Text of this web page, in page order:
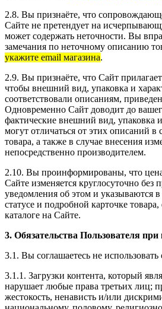
2.8. Вы признаёте, что
Сайте не претендует на
может содержать неточности. Вы
замечания по неточному описанию
укажите email магазина.
2.9. Вы признаёте, что Сайт
чтобы внешний вид, упаковка и
соответствовали описаниям,
Одновременно Сайт доводит до
фактические внешний вид, упаковка
могут отличаться от этих описаний в
товара, а также в случае внесения
непосредственно производителем.
2.10. Вы проинформированы, что
Сайте изменяется круглосуточно без
уведомления об этом и указываются
статусе и подробной карточке
каталоге на Сайте.
3. Обязательства Пользователя
3.1. Вы соглашаетесь не
3.1.1. Загрузки контента, который
нарушает любые права третьих лиц;
жестокость, ненависть и/или